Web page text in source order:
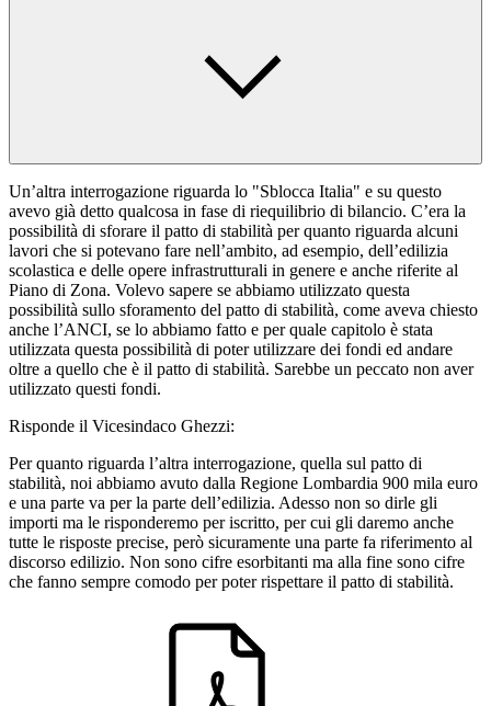
Un’altra interrogazione riguarda lo "Sblocca Italia" e su questo
avevo già detto qualcosa in fase di riequilibrio di bilancio. C’era la
possibilità di sforare il patto di stabilità per quanto riguarda alcuni
lavori che si potevano fare nell’ambito, ad esempio, dell’edilizia
scolastica e delle opere infrastrutturali in genere e anche riferite al
Piano di Zona. Volevo sapere se abbiamo utilizzato questa
possibilità sullo sforamento del patto di stabilità, come aveva chiesto
anche l’ANCI, se lo abbiamo fatto e per quale capitolo è stata
utilizzata questa possibilità di poter utilizzare dei fondi ed andare
oltre a quello che è il patto di stabilità. Sarebbe un peccato non aver
utilizzato questi fondi.
Risponde il Vicesindaco Ghezzi:
Per quanto riguarda l’altra interrogazione, quella sul patto di
stabilità, noi abbiamo avuto dalla Regione Lombardia 900 mila euro
e una parte va per la parte dell’edilizia. Adesso non so dirle gli
importi ma le risponderemo per iscritto, per cui gli daremo anche
tutte le risposte precise, però sicuramente una parte fa riferimento al
discorso edilizio. Non sono cifre esorbitanti ma alla fine sono cifre
che fanno sempre comodo per poter rispettare il patto di stabilità.